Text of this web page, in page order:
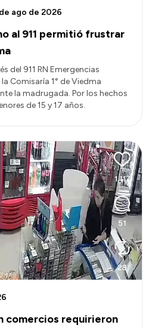
al 911 permitió frustrar
ago de 2026
del 911 RN Emergencias
Comisaría 1° de Viedma
la madrugada. Por los hechos
de 15 y 17 años.
comercios requirieron